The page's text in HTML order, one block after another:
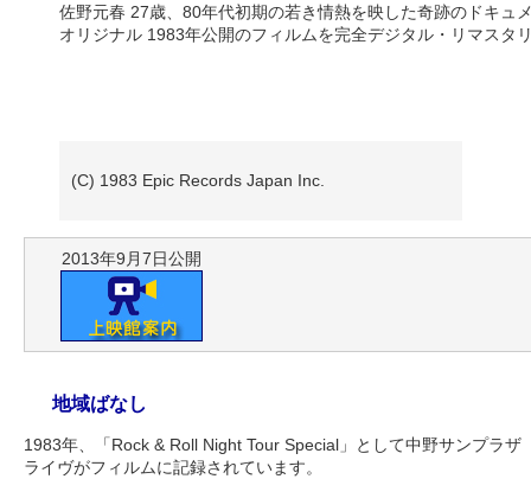
佐野元春 27歳、80年代初期の若き情熱を映した奇跡のドキュ
オリジナル 1983年公開のフィルムを完全デジタル・リマスタ
(C) 1983 Epic Records Japan Inc.
2013年9月7日公開
地域ばなし
1983年、「Rock & Roll Night Tour Special」として中野サンプラザ
ライヴがフィルムに記録されています。